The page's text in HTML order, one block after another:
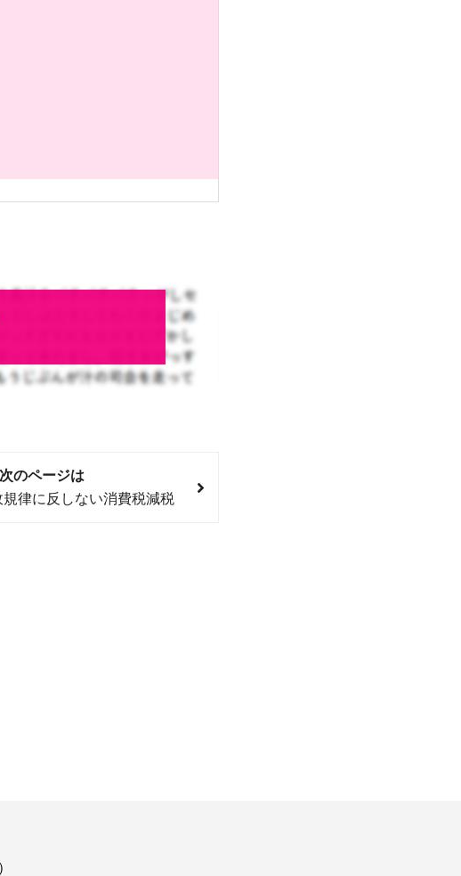
次のページは
律に反しない消費税減税